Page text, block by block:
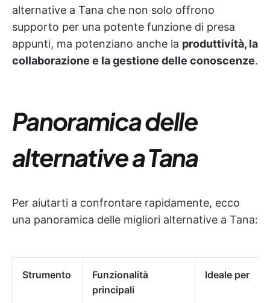
alternative a Tana che non solo offrono
supporto per una potente funzione di presa
appunti, ma potenziano anche la produttività, la
collaborazione e la gestione delle conoscenze.
Panoramica delle
alternative a Tana
Per aiutarti a confrontare rapidamente, ecco
una panoramica delle migliori alternative a Tana:
Strumento
Funzionalità
principali
Ideale per